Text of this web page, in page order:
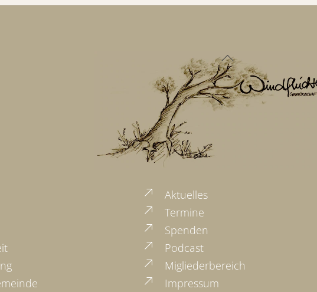
Back
To
Top
Aktuelles
Termine
Spenden
Podcast
Migliederbereich
Impressum